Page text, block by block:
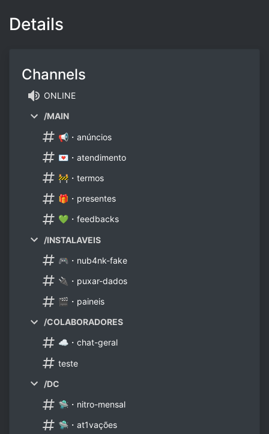
Details
Channels
ONLINE
/MAIN
📢・anúncios
💌・atendimento
🚧・termos
🎁・presentes
💚・feedbacks
/INSTALAVEIS
🎮・nub4nk-fake
🔌・puxar-dados
🎬・paineis
/COLABORADORES
☁・chat-geral
teste
/DC
🛸・nitro-mensal
🛸・at1vações